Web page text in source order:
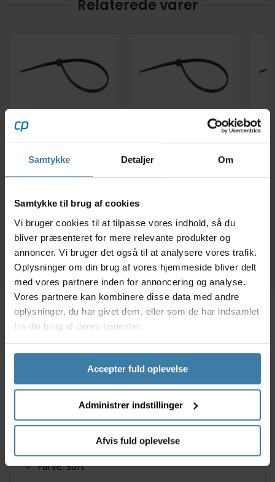
Samtykke Detaljer Om
Samtykke til brug af cookies
Vi bruger cookies til at tilpasse vores indhold, så du
bliver præsenteret for mere relevante produkter og
annoncer. Vi bruger det også til at analysere vores trafik.
Oplysninger om din brug af vores hjemmeside bliver delt
med vores partnere inden for annoncering og analyse.
Vores partnere kan kombinere disse data med andre
oplysninger, du har givet dem, eller som de har indsamlet
fra din brug af deres tjenester.
Accepter fuld oplevelse
Administrer indstillinger
Afvis fuld oplevelse
Relaterede varer
Strips Würth 4,6mm x
sort
89,00kr.
Forventet leveringstid:
Strips Würth 3,5 mm
49,00kr.
Forventet leveringstid:
10 dage
Beskrivelse Specifikationer
Pakke med 1 stk originale Shimano endebøsninger i
indvendig diameter på 4mm, hvilket egner sig til
gear-yderkabler.
Specifikationer
4mm lang
Farve: Sort